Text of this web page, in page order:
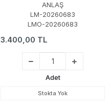
ANLAŞ
LM-20260683
LMO-20260683
3.400,00 TL
Adet
Stokta Yok